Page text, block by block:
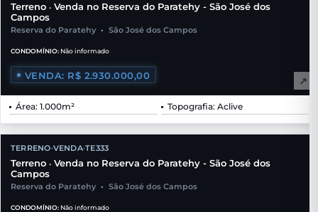
Terreno • Venda no Reserva do Paratehy - São José dos
Campos
Reserva do Paratehy • São José dos Campos
CONDOMÍNIO: Não informado
VENDA: R$ 2.930.000,00 ↗
Área: 1.000m² Topografia: Aclive
TERRENO•VENDA•TE333
Terreno • Venda no Reserva do Paratehy - São José dos
Campos
Reserva do Paratehy • São José dos Campos
CONDOMÍNIO: Não informado